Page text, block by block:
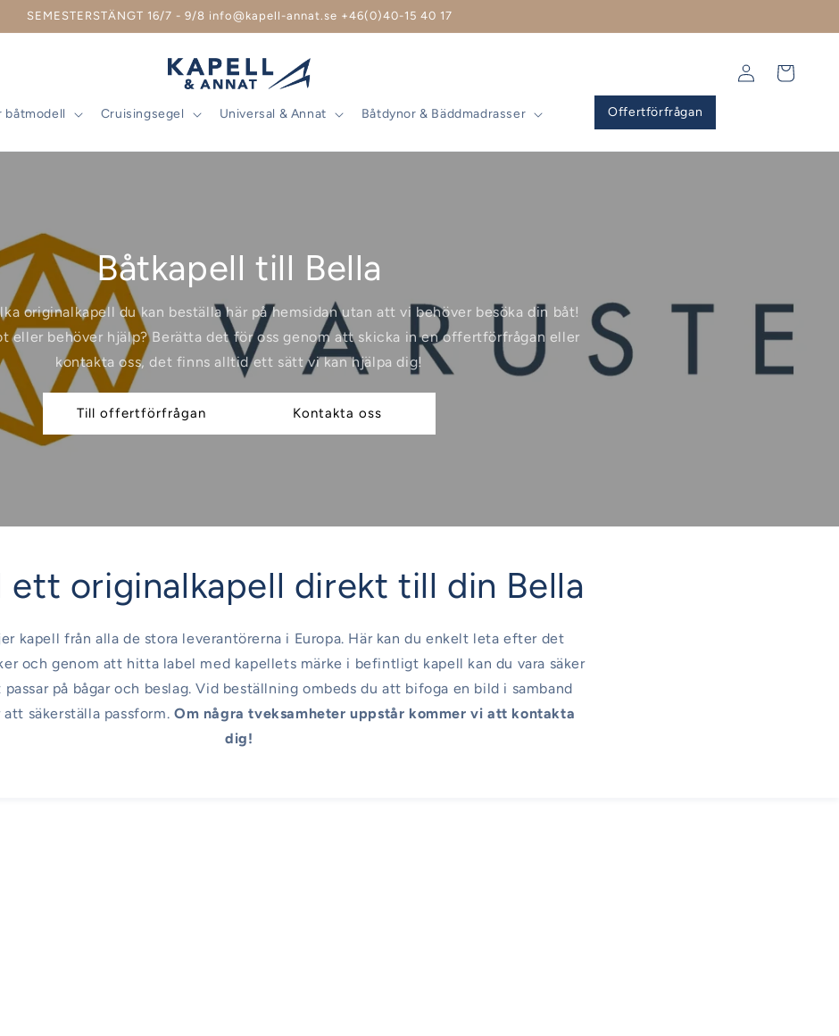
SEMESTERSTÄNGT 16/7 - 9/8 info@kapell-annat.se +46(0)40-15 40 17
båtmodell Cruisingsegel Universal & Annat Båtdynor & Bäddmadrasser Offertförfrågan
Logga
Varukorg
Båtkapell till Bella
originalkapell du kan beställa här på hemsidan utan att vi behöver besöka din båt!
eller behöver hjälp? Berätta det för oss genom att skicka in en offertförfrågan eller
kontakta oss, det finns alltid ett sätt vi kan hjälpa dig!
Till offertförfrågan Kontakta oss
ett originalkapell direkt till din Bella
kapell från alla de stora leverantörerna i Europa. Här kan du enkelt leta efter det
och genom att hitta label med kapellets märke i befintligt kapell kan du vara säker
på bågar och beslag. Vid beställning ombeds du att bifoga en bild i samband
säkerställa passform. Om några tveksamheter uppstår kommer vi att kontakta
dig!